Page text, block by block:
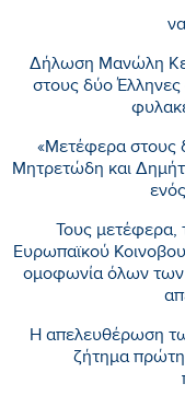
Δήλωση Μανώλη
στους δύο Έλληνες
«Μετέφερα στους
Μητρετώδη και
Τους μετέφερα,
Ευρωπαϊκού
ομοφωνία όλων των
Η απελευθέρωση
ζήτημα